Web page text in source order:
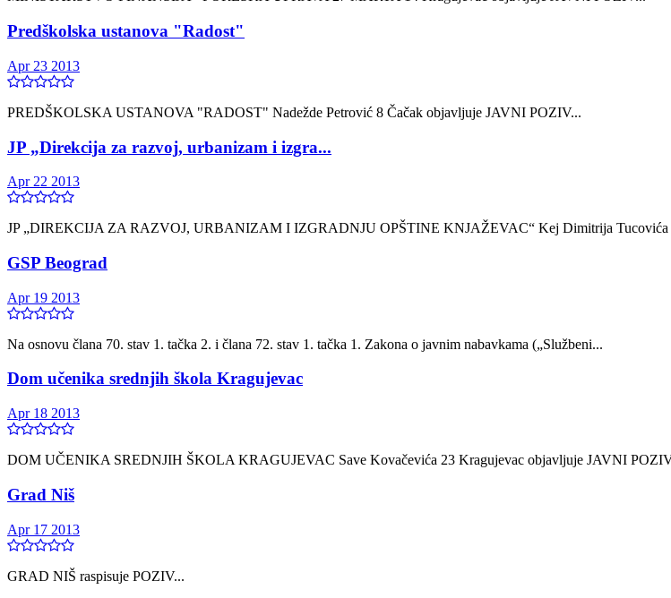
Predškolska ustanova "Radost"
Apr 23 2013
PREDŠKOLSKA USTANOVA "RADOST" Nadežde Petrović 8 Čačak objavljuje JAVNI POZIV...
JP „Direkcija za razvoj, urbanizam i izgra...
Apr 22 2013
JP „DIREKCIJA ZA RAZVOJ, URBANIZAM I IZGRADNJU OPŠTINE KNJAŽEVAC“ Kej Dimitrija Tucovića
GSP Beograd
Apr 19 2013
Na osnovu člana 70. stav 1. tačka 2. i člana 72. stav 1. tačka 1. Zakona o javnim nabavkama („Službeni...
Dom učenika srednjih škola Kragujevac
Apr 18 2013
DOM UČENIKA SREDNJIH ŠKOLA KRAGUJEVAC Save Kovačevića 23 Kragujevac objavljuje JAVNI
Grad Niš
Apr 17 2013
GRAD NIŠ raspisuje POZIV...